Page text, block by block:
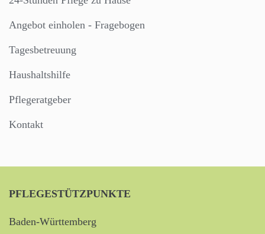
Angebot einholen - Fragebogen
Tagesbetreuung
Haushaltshilfe
Pflegeratgeber
Kontakt
PFLEGESTÜTZPUNKTE
Baden-Württemberg